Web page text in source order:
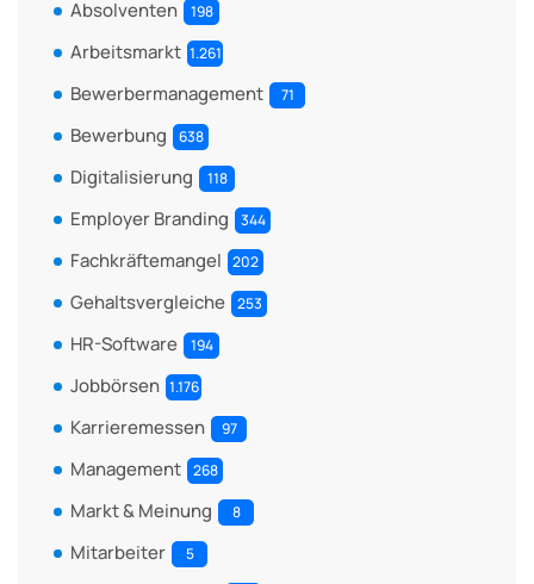
Absolventen 198
Arbeitsmarkt 1.261
Bewerbermanagement 71
Bewerbung 638
Digitalisierung 118
Employer Branding 344
Fachkräftemangel 202
Gehaltsvergleiche 253
HR-Software 194
Jobbörsen 1.176
Karrieremessen 97
Management 268
Markt & Meinung 8
Mitarbeiter 5